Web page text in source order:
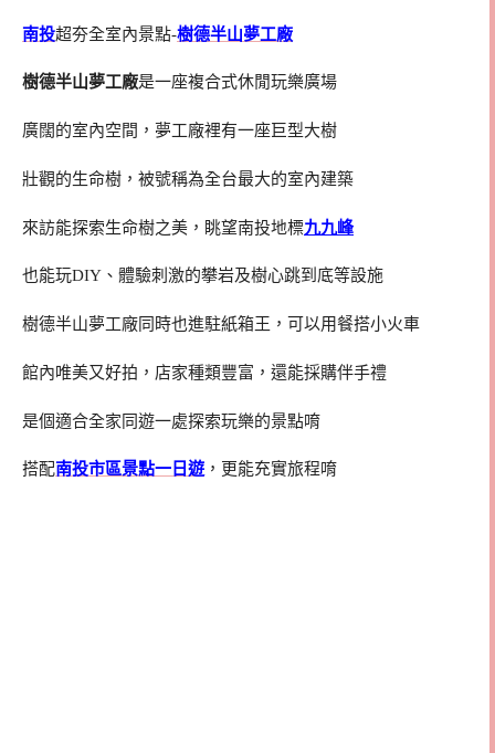
南投超夯全室內景點-樹德半山夢工廠
樹德半山夢工廠是一座複合式休閒玩樂廣場
廣闊的室內空間，夢工廠裡有一座巨型大樹
壯觀的生命樹，被號稱為全台最大的室內建築
來訪能探索生命樹之美，眺望南投地標九九峰
也能玩DIY、體驗刺激的攀岩及樹心跳到底等設施
樹德半山夢工廠同時也進駐紙箱王，可以用餐搭小火車
館內唯美又好拍，店家種類豐富，還能採購伴手禮
是個適合全家同遊一處探索玩樂的景點唷
搭配南投市區景點一日遊 ，更能充實旅程唷